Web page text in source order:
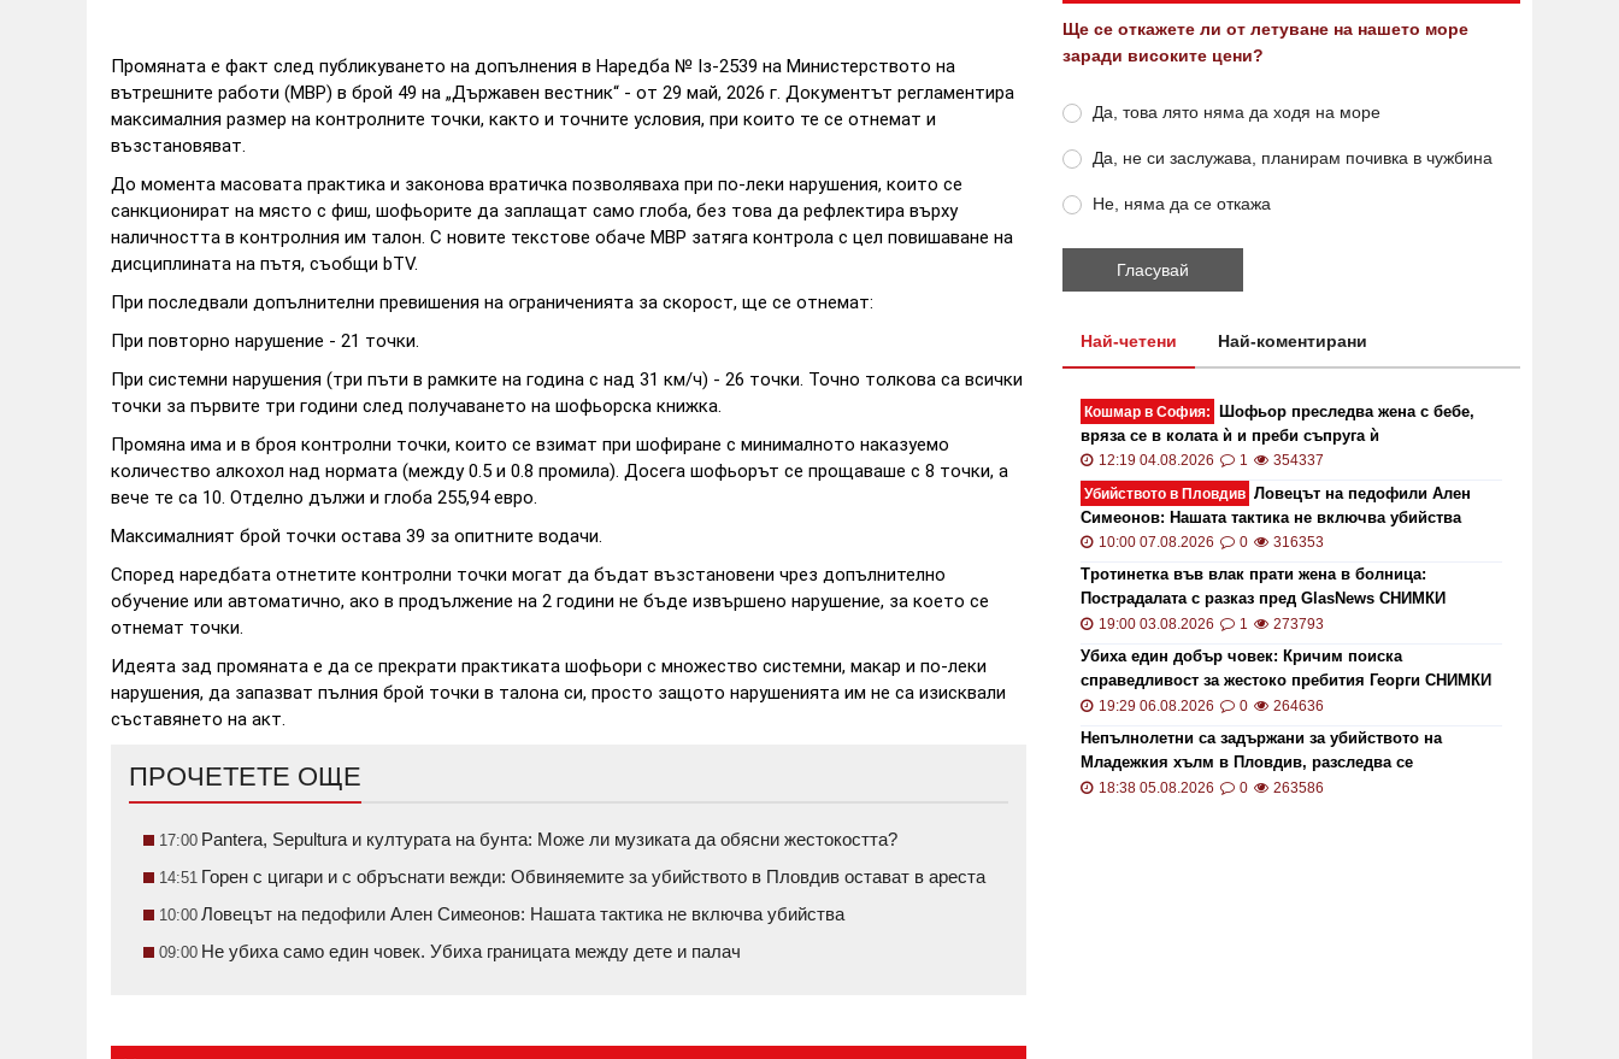
Промяната е факт след публикуването на допълнения в Наредба № Iз-2539 на Министерството на
вътрешните работи (МВР) в брой 49 на „Държавен вестник“ - от 29 май, 2026 г. Документът регламентира
максималния размер на контролните точки, както и точните условия, при които те се отнемат и
възстановяват.
До момента масовата практика и законова вратичка позволяваха при по-леки нарушения, които се
санкционират на място с фиш, шофьорите да заплащат само глоба, без това да рефлектира върху
наличността в контролния им талон. С новите текстове обаче МВР затяга контрола с цел повишаване на
дисциплината на пътя, съобщи bTV.
При последвали допълнителни превишения на ограниченията за скорост, ще се отнемат:
При повторно нарушение - 21 точки.
При системни нарушения (три пъти в рамките на година с над 31 км/ч) - 26 точки. Точно толкова са всички
точки за първите три години след получаването на шофьорска книжка.
Промяна има и в броя контролни точки, които се взимат при шофиране с минималното наказуемо
количество алкохол над нормата (между 0.5 и 0.8 промила). Досега шофьорът се прощаваше с 8 точки, а
вече те са 10. Отделно дължи и глоба 255,94 евро.
Максималният брой точки остава 39 за опитните водачи.
Според наредбата отнетите контролни точки могат да бъдат възстановени чрез допълнително
обучение или автоматично, ако в продължение на 2 години не бъде извършено нарушение, за което се
отнемат точки.
Идеята зад промяната е да се прекрати практиката шофьори с множество системни, макар и по-леки
нарушения, да запазват пълния брой точки в талона си, просто защото нарушенията им не са изисквали
съставянето на акт.
ПРОЧЕТЕТЕ ОЩЕ
17:00 Pantera, Sepultura и културата на бунта: Може ли музиката да обясни жестокостта?
14:51 Горен с цигари и с обръснати вежди: Обвиняемите за убийството в Пловдив остават в ареста
10:00 Ловецът на педофили Ален Симеонов: Нашата тактика не включва убийства
09:00 Не убиха само един човек. Убиха границата между дете и палач
Ще се откажете ли от летуване на нашето море
заради високите цени?
Да, това лято няма да ходя на море
Да, не си заслужава, планирам почивка в чужбина
Не, няма да се откажа
Най-четени Най-коментирани
Кошмар в София:
Шофьор преследва жена с бебе,
вряза се в колата ѝ и преби съпруга ѝ
12:19 04.08.2026 1
354337
Убийството в Пловдив Ловецът на педофили Ален
Симеонов: Нашата тактика не включва убийства
10:00 07.08.2026 0 316353
Тротинетка във влак прати жена в болница:
Пострадалата с разказ пред GlasNews СНИМКИ
19:00 03.08.2026 1 273793
Убиха един добър човек: Кричим поиска
справедливост за жестоко пребития Георги СНИМКИ
и ВИДЕО
19:29 06.08.2026 0 264636
Непълнолетни са задържани за убийството на
Младежкия хълм в Пловдив, разследва се
хомофобски мотив
18:38 05.08.2026 0 263586